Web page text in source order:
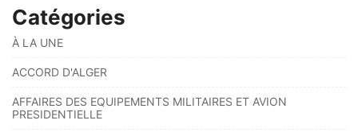
Catégories
À LA UNE
ACCORD D'ALGER
AFFAIRES DES EQUIPEMENTS MILITAIRES ET AVION
PRESIDENTIELLE